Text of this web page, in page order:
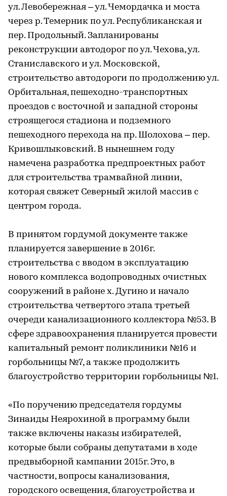
ул. Левобережная – ул. Чемордачка и моста
через р. Темерник по ул. Республиканская и
пер. Продольный. Запланированы
реконструкции автодорог по ул. Чехова, ул.
Станиславского и ул. Московской,
строительство автодороги по продолжению ул.
Орбитальная, пешеходно-транспортных
проездов с восточной и западной стороны
строящегося стадиона и подземного
пешеходного перехода на пр. Шолохова – пер.
Кривошлыковский. В нынешнем году
намечена разработка предпроектных работ
для строительства трамвайной линии,
которая свяжет Северный жилой массив с
центром города.
В принятом гордумой документе также
планируется завершение в 2016г.
строительства с вводом в эксплуатацию
нового комплекса водопроводных очистных
сооружений в районе х. Дугино и начало
строительства четвертого этапа третьей
очереди канализационного коллектора №53. В
сфере здравоохранения планируется провести
капитальный ремонт поликлиники №16 и
горбольницы №7, а также продолжить
благоустройство территории горбольницы №1.
«По поручению председателя гордумы
Зинаиды Неярохиной в программу были
также включены наказы избирателей,
которые были собраны депутатами в ходе
предвыборной кампании 2015г. Это, в
частности, вопросы канализования,
городского освещения, благоустройства и